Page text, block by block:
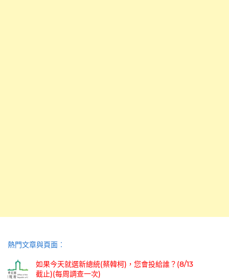
熱門文章與頁面︰
如果今天就選新總統(蔡韓柯)，您會投給誰？(8/13
截止)(每周調查一次)